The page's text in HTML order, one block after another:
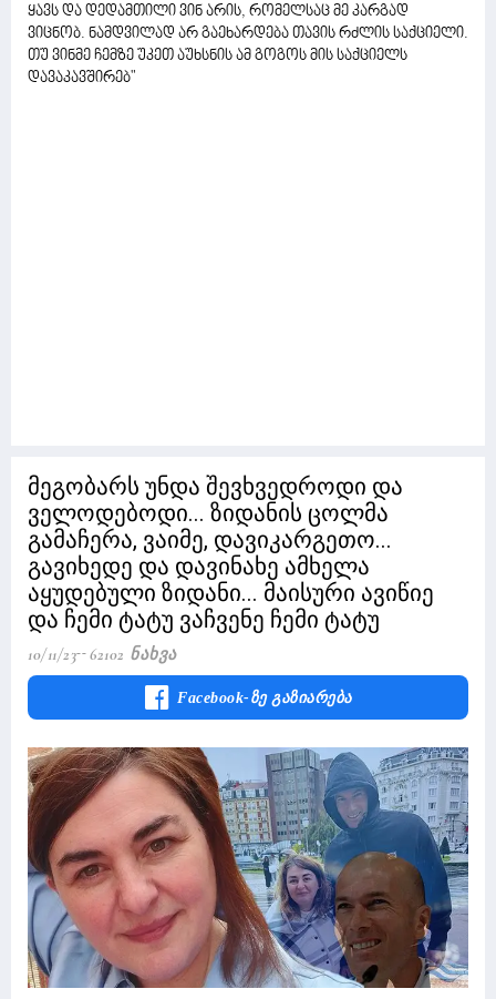
ყავს და დედამთილი ვინ არის, რომელსაც მე კარგად
ვიცნობ. ნამდვილად არ გაეხარდება თავის რძლის საქციელი.
თუ ვინმე ჩემზე უკეთ აუხსნის ამ გოგოს მის საქციელს
დავაკავშირებ"
მეგობარს უნდა შევხვედროდი და
ველოდებოდი... ზიდანის ცოლმა
გამაჩერა, ვაიმე, დავიკარგეთო...
გავიხედე და დავინახე ამხელა
აყუდებული ზიდანი... მაისური ავიწიე
და ჩემი ტატუ ვაჩვენე ჩემი ტატუ
10/11/23 62102 Ნახვა
Facebook-Ზე Გაზიარება